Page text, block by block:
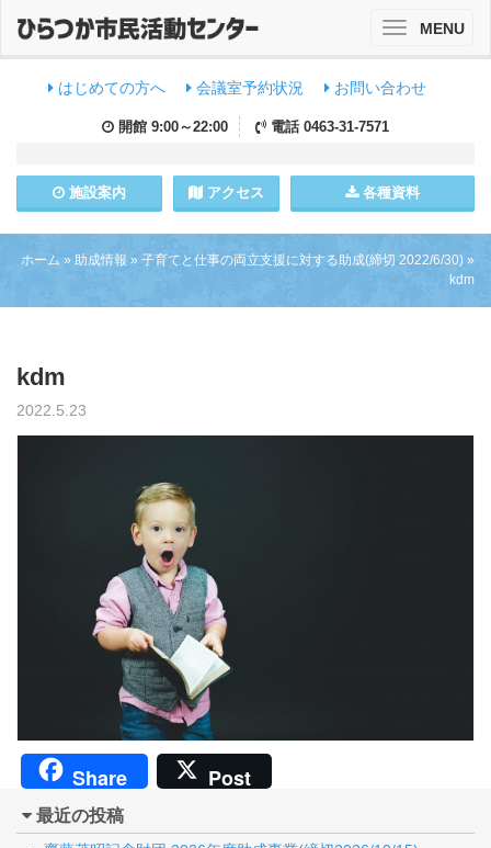
はじめての方へ 会議室予約状況 お問い合わせ
開館 9:00～22:00 電話 0463-31-7571
施設案内 アクセス 各種資料
ToggleMENU
ホーム » 助成情報 » 子育てと仕事の両立支援に対する助成(締切 2022/6/30) »
kdm
kdm
2022.5.23
Share Post
最近の投稿